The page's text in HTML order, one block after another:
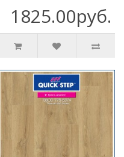
1825.00руб.